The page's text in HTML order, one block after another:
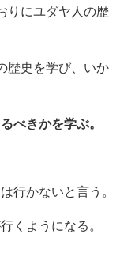
りにユダヤ人の歴
歴史を学び、いか
べきかを学ぶ。
行かないと言う。
くようになる。